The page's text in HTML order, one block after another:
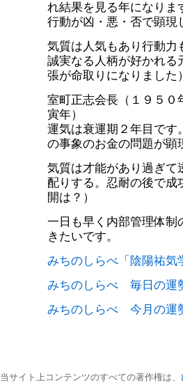
れ結果を見る年になりま
行動が凶・悪・否で顕現
気質は人気もあり行動力
誠実なる人柄が好かれる
張が命取りになりました
室町正志会長（１９５０
寅年）
運気は衰運期２年目です
の事象のお金の問題が顕
気質は才能があり過ぎて
配りする。忍耐の後で成
開は？）
一日も早く内部管理体制
きたいです。
みちのしらべ「陰陽祐気
みちのしらべ 毎日の運
みちのしらべ 今月の運
当サイト上コンテンツのすべての著作権は、